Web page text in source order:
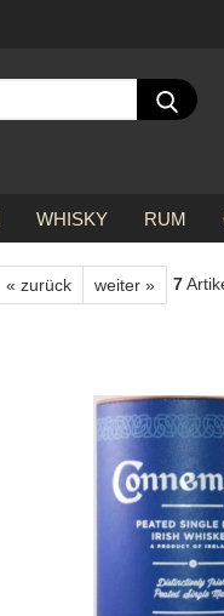
WHISKY RUM
« zurück weiter » 7